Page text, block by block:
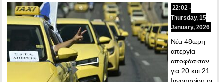
22:02 -
Thursday, 15
January, 2026
Νέα 48ωρη
απεργία
αποφάσισαν
για 20 και 21
Ιανουαρίου οι